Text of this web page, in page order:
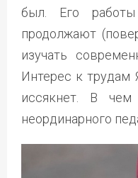
был. Его
продолжают
изучать
Интерес к трудам
иссякнет. В
неординарного